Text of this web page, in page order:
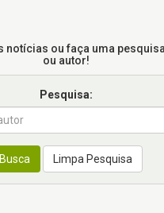
notícias ou faça uma
ou autor!
Pesquisa:
Busca